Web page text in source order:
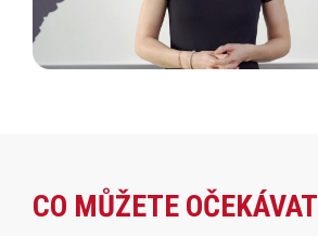
CO MŮŽETE OČEKÁVAT